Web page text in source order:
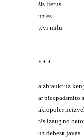
šis lietus
un es
tevi mīlu
* * *
aizbraukt uz
ar piecpadsmito
akropoles
tās izaug no
un debesu javas